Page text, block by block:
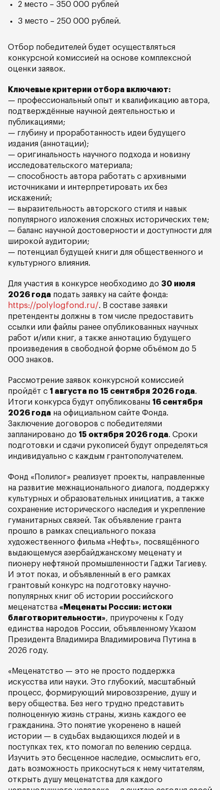
2 место – 350 000 рублей
3 место – 250 000 рублей.
Отбор победителей будет осуществляться
конкурсной комиссией на основе комплексной
оценки заявок.
Ключевые критерии отбора включают:
— профессиональный опыт и квалификацию автора,
подтверждённые научной деятельностью и
публикациями;
— глубину и проработанность идеи будущего
издания (аннотации);
— оригинальность научного подхода и новизну
исследовательского материала;
— способность автора работать с архивными
источниками и интерпретировать их без
искажений;
— выразительность авторского стиля и навык
популярного изложения сложных исторических тем;
— баланс научной достоверности и доступности для
широкой аудитории;
— потенциал будущей книги для общественного и
культурного влияния.
Для участия в конкурсе необходимо до 30 июля
2026 года подать заявку на сайте фонда:
https://polylogfond.ru/. В составе заявки
претенденты должны в том числе предоставить
ссылки или файлы ранее опубликованных научных
работ и/или книг, а также аннотацию будущего
произведения в свободной форме объёмом до 5
000 знаков.
Рассмотрение заявок конкурсной комиссией
пройдёт с 1 августа по 15 сентября 2026 года.
Итоги конкурса будут опубликованы 16 сентября
2026 года на официальном сайте Фонда.
Заключение договоров с победителями
запланировано до 15 октября 2026 года. Сроки
подготовки и сдачи рукописей будут определяться
индивидуально с каждым грантополучателем.
Фонд «Полилог» реализует проекты, направленные
на развитие межнационального диалога, поддержку
культурных и образовательных инициатив, а также
сохранение исторического наследия и укрепление
гуманитарных связей. Так объявление гранта
прошло в рамках специального показа
художественного фильма «Нефть», посвящённого
выдающемуся азербайджанскому меценату и
пионеру нефтяной промышленности Гаджи Тагиеву.
И этот показ, и объявленный в его рамках
грантовый конкурс на подготовку научно-
популярных книг об истории российского
меценатства «Меценаты России: истоки
благотворительности», приурочены к Году
единства народов России, объявленному Указом
Президента Владимира Владимировича Путина в
2026 году.
«Меценатство — это не просто поддержка
искусства или науки. Это глубокий, масштабный
процесс, формирующий мировоззрение, душу и
веру общества. Без него трудно представить
полноценную жизнь страны, жизнь каждого ее
гражданина. Это понятие укоренено в нашей
истории — в судьбах выдающихся людей и в
поступках тех, кто помогал по велению сердца.
Изучить это бесценное наследие, осмыслить его,
дать возможность прикоснуться к нему читателям,
открыть душу меценатства для каждого